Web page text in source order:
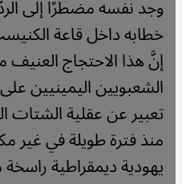
وجد نفسه مضطرًا إلى
خطابه داخل قاعة
إنَّ هذا الاحتجاج
الشعبويين اليمينيين
تعبير عن عقلية الشتات
منذ فترة طويلة في غير
يهودية ديمقراطية